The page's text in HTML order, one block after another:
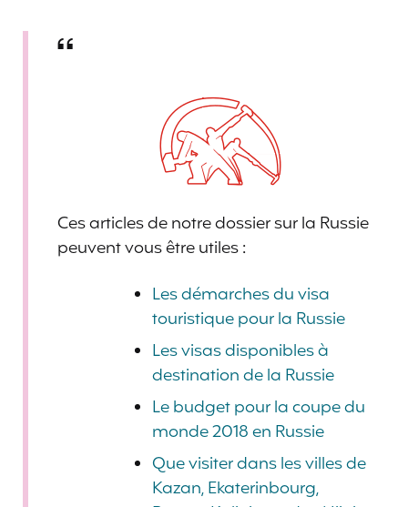
Ces articles de notre dossier sur la Russie
peuvent vous être utiles :
Les démarches du visa
touristique pour la Russie
Les visas disponibles à
destination de la Russie
Le budget pour la coupe du
monde 2018 en Russie
Que visiter dans les villes de
Kazan, Ekaterinbourg,